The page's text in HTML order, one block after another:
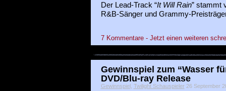
Der Lead-Track “It Will Rain” stammt
R&B-Sänger und Grammy-
7 Kommentare - Jetzt einen weiteren
Gewinnspiel zum “Wasser
DVD/Blu-ray Release
Gewinnspiel, Twilight Schauspieler26 September